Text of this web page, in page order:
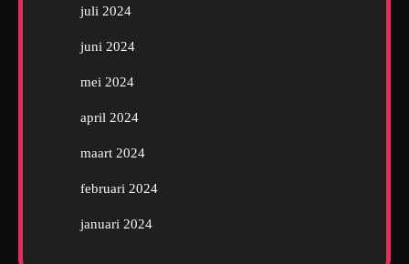
juli 2024
juni 2024
mei 2024
april 2024
maart 2024
februari 2024
januari 2024